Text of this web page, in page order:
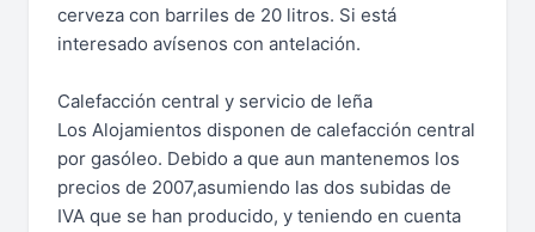
cerveza con barriles de 20 litros. Si está
interesado avísenos con antelación.
Calefacción central y servicio de leña
Los Alojamientos disponen de calefacción central
por gasóleo. Debido a que aun mantenemos los
precios de 2007,asumiendo las dos subidas de
IVA que se han producido, y teniendo en cuenta